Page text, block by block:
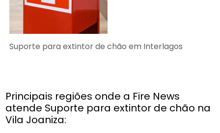
Suporte para extintor de chão em Interlagos
Principais regiões onde a Fire News
atende Suporte para extintor de chão na
Vila Joaniza: